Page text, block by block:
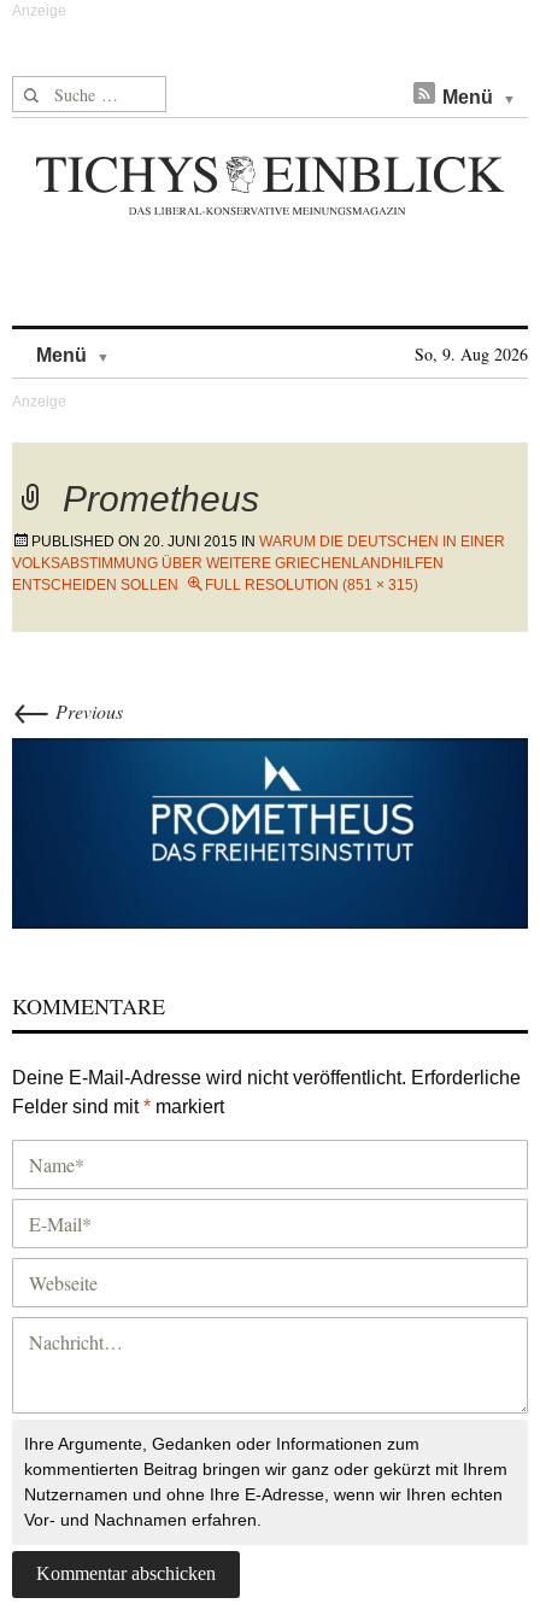
Suche nach: Menü
Menü So, 9. Aug 2026
Prometheus
PUBLISHED ON 20. JUNI 2015 IN WARUM DIE DEUTSCHEN IN EINER
VOLKSABSTIMMUNG ÜBER WEITERE GRIECHENLANDHILFEN
ENTSCHEIDEN SOLLEN
FULL RESOLUTION (851 × 315)
← Previous
KOMMENTARE
Deine E-Mail-Adresse wird nicht veröffentlicht. Erforderliche
Felder sind mit* markiert
Ihre Argumente, Gedanken oder Informationen zum
kommentierten Beitrag bringen wir ganz oder gekürzt mit Ihrem
Nutzernamen und ohne Ihre E-Adresse, wenn wir Ihren echten
Vor- und Nachnamen erfahren.